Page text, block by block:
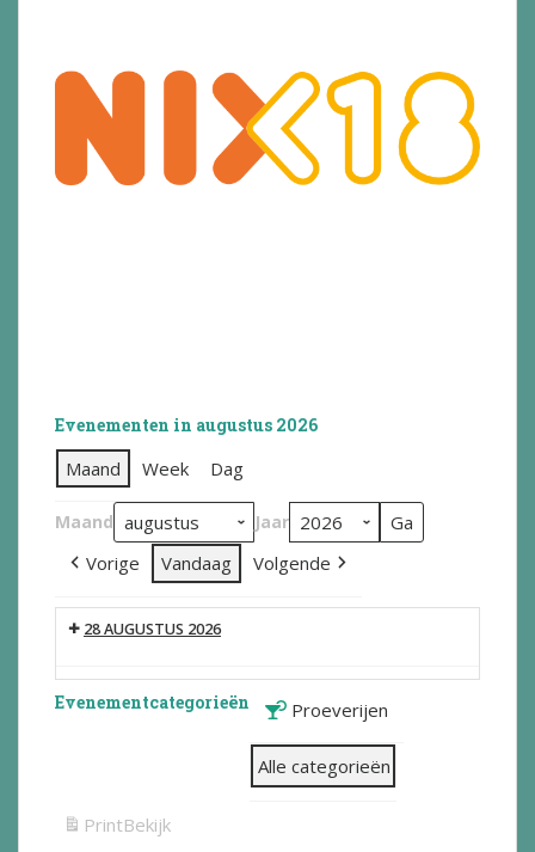
Evenementen in augustus 2026
Maand Week Dag
Maand Jaar
Vorige Vandaag Volgende
28 AUGUSTUS 2026
Evenementcategorieën Proeverijen
Alle categorieën
PrintBekijk